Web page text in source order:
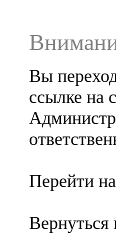
Вы
ссылке на
Перейти
Вернуться